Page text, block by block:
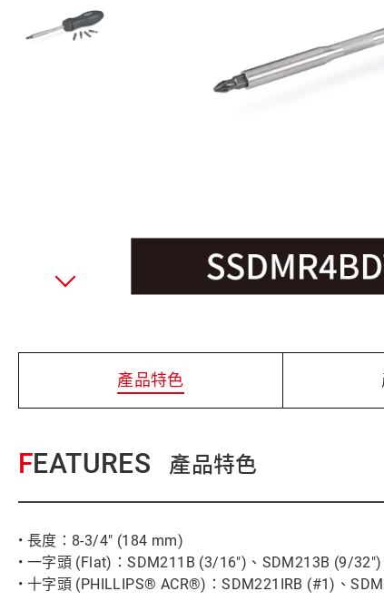
產品特色
FEATURES 產品特色
• 長度：8-3/4" (184 mm)
• 一字頭 (Flat)：SDM211B (3/16")、SDM213B (9/32")
• 十字頭 (PHILLIPS® ACR®)：SDM221IRB (#1)、